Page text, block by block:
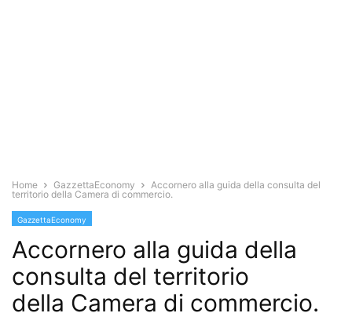
Home GazzettaEconomy
Accornero alla guida della consulta del
territorio della Camera di commercio.
GazzettaEconomy
Accornero alla guida della
consulta del territorio
della Camera di commercio.